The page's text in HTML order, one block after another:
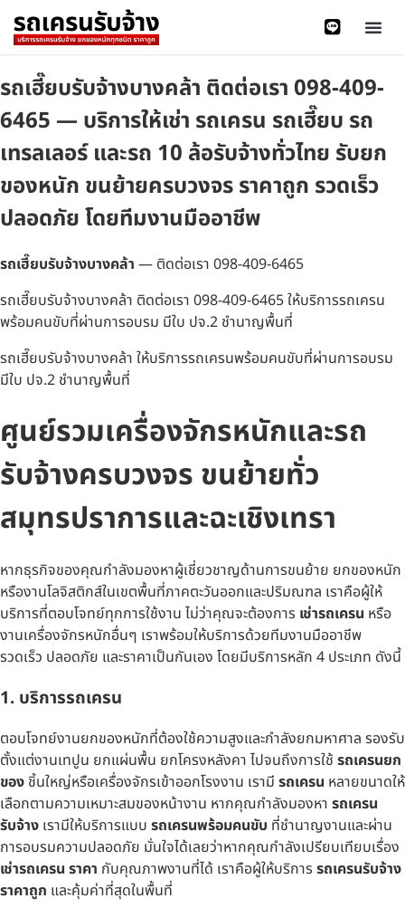
รถเฮี๊ยบรับจ้างบางคล้า ติดต่อเรา 098-409-
6465 — บริการให้เช่า รถเครน รถเฮี๊ยบ รถ
เทรลเลอร์ และรถ 10 ล้อรับจ้างทั่วไทย รับยก
ของหนัก ขนย้ายครบวงจร ราคาถูก รวดเร็ว
ปลอดภัย โดยทีมงานมืออาชีพ
รถเฮี๊ยบรับจ้างบางคล้า — ติดต่อเรา 098-409-6465
รถเฮี๊ยบรับจ้างบางคล้า ติดต่อเรา 098-409-6465 ให้บริการรถเครน
พร้อมคนขับที่ผ่านการอบรม มีใบ ปจ.2 ชำนาญพื้นที่
รถเฮี๊ยบรับจ้างบางคล้า ให้บริการรถเครนพร้อมคนขับที่ผ่านการอบรม
มีใบ ปจ.2 ชำนาญพื้นที่
ศูนย์รวมเครื่องจักรหนักและรถ
รับจ้างครบวงจร ขนย้ายทั่ว
สมุทรปราการและฉะเชิงเทรา
หากธุรกิจของคุณกำลังมองหาผู้เชี่ยวชาญด้านการขนย้าย ยกของหนัก
หรืองานโลจิสติกส์ในเขตพื้นที่ภาคตะวันออกและปริมณฑล เราคือผู้ให้
บริการที่ตอบโจทย์ทุกการใช้งาน ไม่ว่าคุณจะต้องการ เช่ารถเครน หรือ
งานเครื่องจักรหนักอื่นๆ เราพร้อมให้บริการด้วยทีมงานมืออาชีพ
รวดเร็ว ปลอดภัย และราคาเป็นกันเอง โดยมีบริการหลัก 4 ประเภท ดังนี้
1. บริการรถเครน
ตอบโจทย์งานยกของหนักที่ต้องใช้ความสูงและกำลังยกมหาศาล รองรับ
ตั้งแต่งานเทปูน ยกแผ่นพื้น ยกโครงหลังคา ไปจนถึงการใช้ รถเครนยก
ของชิ้นใหญ่หรือเครื่องจักรเข้าออกโรงงาน เรามี รถเครน หลายขนาดให้
เลือกตามความเหมาะสมของหน้างาน หากคุณกำลังมองหา รถเครน
รับจ้าง เรามีให้บริการแบบ รถเครนพร้อมคนขับ ที่ชำนาญงานและผ่าน
การอบรมความปลอดภัย มั่นใจได้เลยว่าหากคุณกำลังเปรียบเทียบเรื่อง
เช่ารถเครน ราคา กับคุณภาพงานที่ได้ เราคือผู้ให้บริการรถเครนรับจ้าง
ราคาถูก และคุ้มค่าที่สุดในพื้นที่